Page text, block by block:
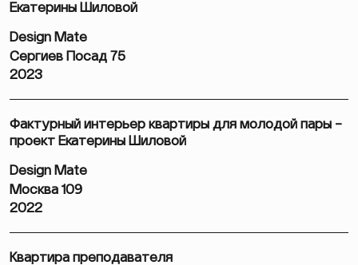
Екатерины Шиловой
Design Mate
Сергиев Посад 75
2023
Фактурный интерьер квартиры для молодой пары –
проект Екатерины Шиловой
Design Mate
Москва 109
2022
Квартира преподавателя